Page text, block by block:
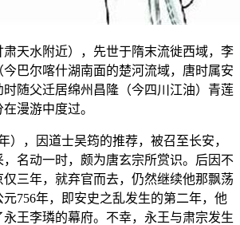
天水附近），先世于隋末流徙西域，李
今巴尔喀什湖南面的楚河流域，唐时属安
随父迁居绵州昌隆（今四川江油）青莲
漫游中度过。
），因道士吴筠的推荐，被召至长安，
名动一时，颇为唐玄宗所赏识。后因不
三年，就弃官而去，仍然继续他那飘荡
756年，即安史之乱发生的第二年，他
王李璘的幕府。不幸，永王与肃宗发生